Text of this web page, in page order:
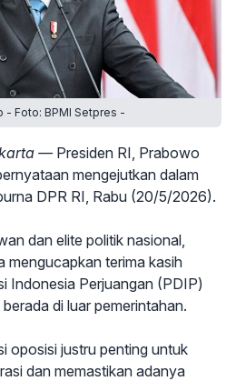
- Foto: BPMI Setpres -
— Presiden RI, Prabowo
mengejutkan dalam
DPR RI, Rabu (20/5/2026).
dan elite politik nasional,
mengucapkan terima kasih
Indonesia Perjuangan (PDIP)
di luar pemerintahan.
oposisi justru penting untuk
dan memastikan adanya